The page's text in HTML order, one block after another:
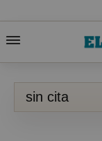
sin cita